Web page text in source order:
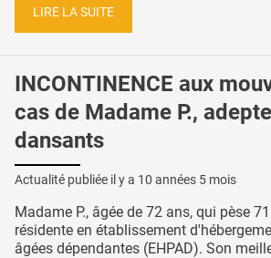
LIRE LA SUITE
INCONTINENCE aux
cas de Madame P.,
dansants
Actualité publiée il y a 10 années 5 mois
Madame P., âgée de 72 ans, qui pèse
résidente en établissement
âgées dépendantes (EHPAD). Son